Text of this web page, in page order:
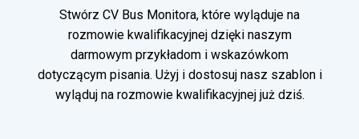
Stwórz CV Bus Monitora, które wyląduje na
rozmowie kwalifikacyjnej dzięki naszym
darmowym przykładom i wskazówkom
dotyczącym pisania. Użyj i dostosuj nasz szablon i
wyląduj na rozmowie kwalifikacyjnej już dziś.